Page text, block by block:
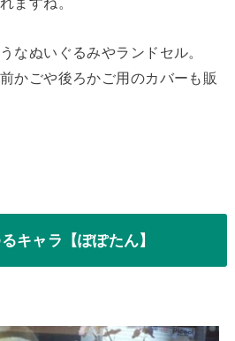
なぬいぐるみやランドセル。
かごや後ろかご用のカバーも販
キャラ【ぽぽたん】